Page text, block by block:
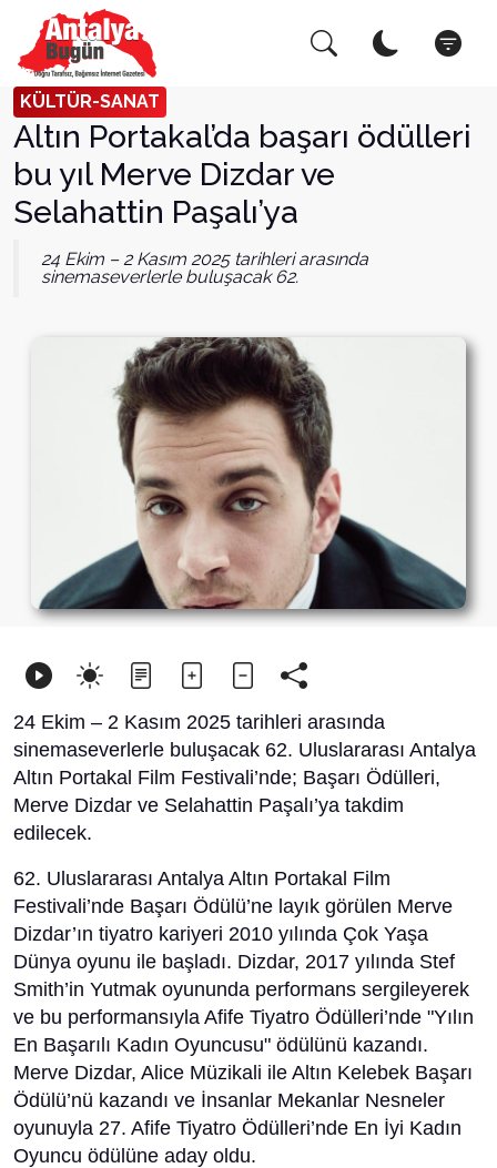
KÜLTÜR-SANAT
Altın Portakal’da başarı ödülleri
bu yıl Merve Dizdar ve
Selahattin Paşalı’ya
24 Ekim – 2 Kasım 2025 tarihleri arasında
sinemaseverlerle buluşacak 62.
24 Ekim – 2 Kasım 2025 tarihleri arasında
sinemaseverlerle buluşacak 62. Uluslararası Antalya
Altın Portakal Film Festivali’nde; Başarı Ödülleri,
Merve Dizdar ve Selahattin Paşalı’ya takdim
edilecek.
62. Uluslararası Antalya Altın Portakal Film
Festivali’nde Başarı Ödülü’ne layık görülen Merve
Dizdar’ın tiyatro kariyeri 2010 yılında Çok Yaşa
Dünya oyunu ile başladı. Dizdar, 2017 yılında Stef
Smith’in Yutmak oyununda performans sergileyerek
ve bu performansıyla Afife Tiyatro Ödülleri’nde "Yılın
En Başarılı Kadın Oyuncusu" ödülünü kazandı.
Merve Dizdar, Alice Müzikali ile Altın Kelebek Başarı
Ödülü’nü kazandı ve İnsanlar Mekanlar Nesneler
oyunuyla 27. Afife Tiyatro Ödülleri’nde En İyi Kadın
Oyuncu ödülüne aday oldu.
Arama Yap! Kapat